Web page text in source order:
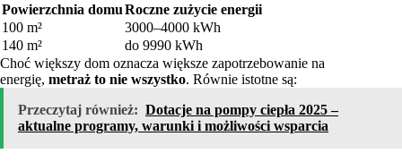
Powierzchnia domuRoczne zużycie energii
100 m²
3000–4000 kWh
140 m²
do 9990 kWh
Choć większy dom oznacza większe zapotrzebowanie na
energię, metraż to nie wszystko. Równie istotne są:
Przeczytaj również: Dotacje na pompy ciepła 2025 –
aktualne programy, warunki i możliwości wsparcia